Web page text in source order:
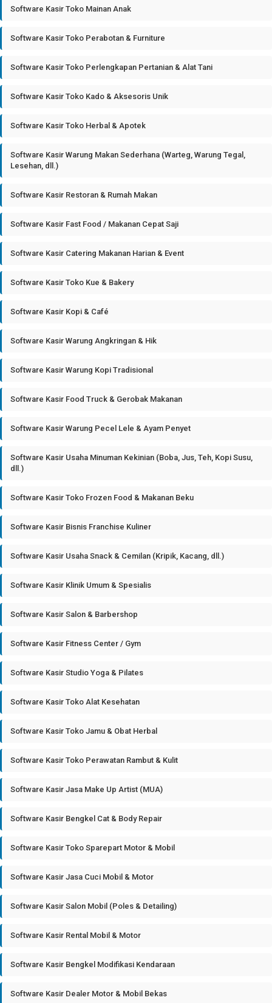
Software Kasir Toko Mainan Anak
Software Kasir Toko Perabotan & Furniture
Software Kasir Toko Perlengkapan Pertanian & Alat Tani
Software Kasir Toko Kado & Aksesoris Unik
Software Kasir Toko Herbal & Apotek
Software Kasir Warung Makan Sederhana (Warteg, Warung Tegal,
Lesehan, dll.)
Software Kasir Restoran & Rumah Makan
Software Kasir Fast Food / Makanan Cepat Saji
Software Kasir Catering Makanan Harian & Event
Software Kasir Toko Kue & Bakery
Software Kasir Kopi & Café
Software Kasir Warung Angkringan & Hik
Software Kasir Warung Kopi Tradisional
Software Kasir Food Truck & Gerobak Makanan
Software Kasir Warung Pecel Lele & Ayam Penyet
Software Kasir Usaha Minuman Kekinian (Boba, Jus, Teh, Kopi Susu,
dll.)
Software Kasir Toko Frozen Food & Makanan Beku
Software Kasir Bisnis Franchise Kuliner
Software Kasir Usaha Snack & Cemilan (Kripik, Kacang, dll.)
Software Kasir Klinik Umum & Spesialis
Software Kasir Salon & Barbershop
Software Kasir Fitness Center / Gym
Software Kasir Studio Yoga & Pilates
Software Kasir Toko Alat Kesehatan
Software Kasir Toko Jamu & Obat Herbal
Software Kasir Toko Perawatan Rambut & Kulit
Software Kasir Jasa Make Up Artist (MUA)
Software Kasir Bengkel Cat & Body Repair
Software Kasir Toko Sparepart Motor & Mobil
Software Kasir Jasa Cuci Mobil & Motor
Software Kasir Salon Mobil (Poles & Detailing)
Software Kasir Rental Mobil & Motor
Software Kasir Bengkel Modifikasi Kendaraan
Software Kasir Dealer Motor & Mobil Bekas